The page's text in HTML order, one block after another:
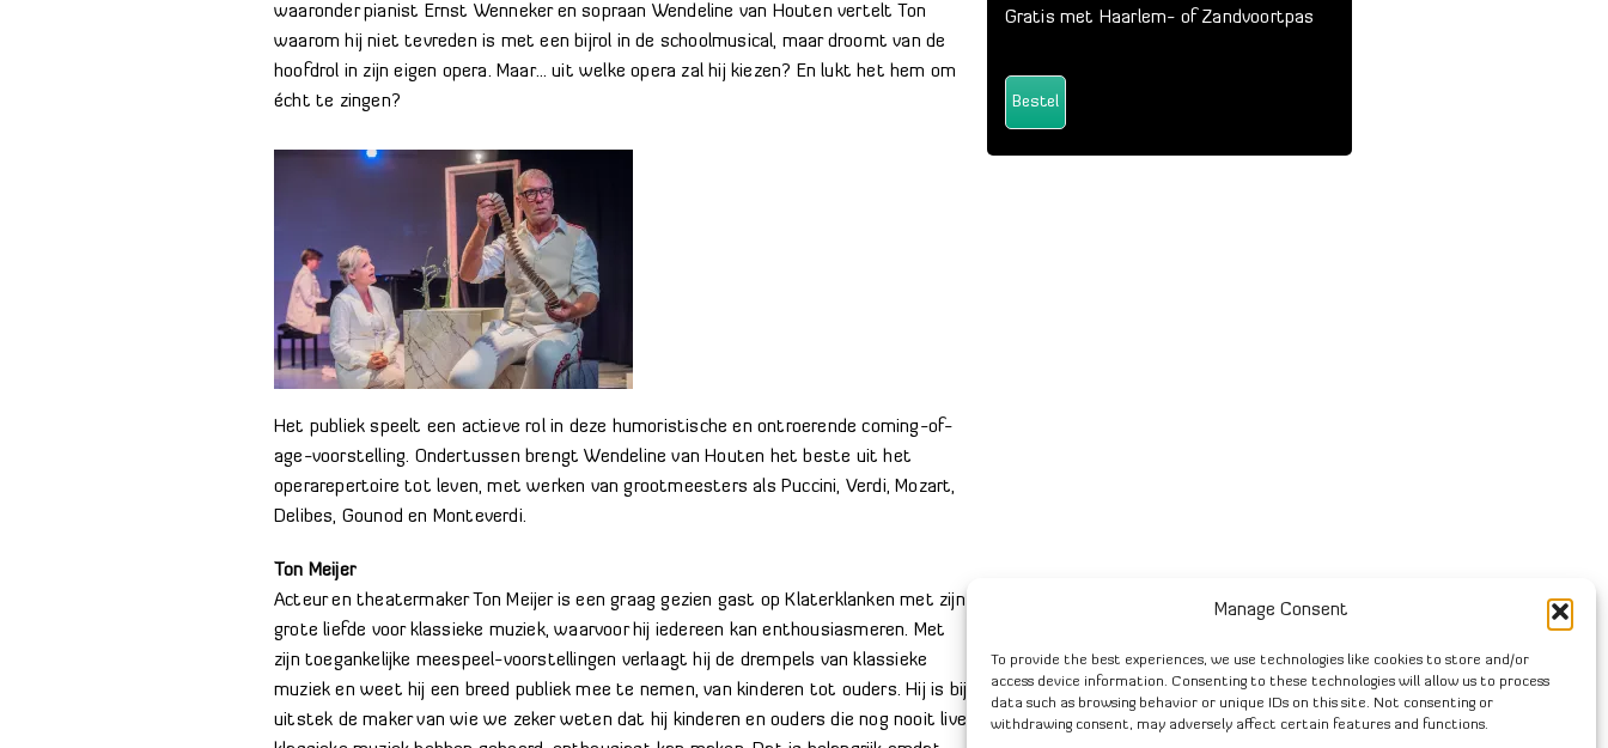
Manage Consent
To provide the best experiences, we use technologies like cookies to store and/or
access device information. Consenting to these technologies will allow us to process
data such as browsing behavior or unique IDs on this site. Not consenting or
withdrawing consent, may adversely affect certain features and functions.
waaronder pianist Ernst Wenneker en sopraan Wendeline van Houten vertelt Ton
waarom hij niet tevreden is met een bijrol in de schoolmusical, maar droomt van de
hoofdrol in zijn eigen opera. Maar… uit welke opera zal hij kiezen? En lukt het hem om
écht te zingen?
Het publiek speelt een actieve rol in deze humoristische en ontroerende coming-of-
age-voorstelling. Ondertussen brengt Wendeline van Houten het beste uit het
operarepertoire tot leven, met werken van grootmeesters als Puccini, Verdi, Mozart,
Delibes, Gounod en Monteverdi.
Ton Meijer
Acteur en theatermaker Ton Meijer is een graag gezien gast op Klaterklanken met zijn
grote liefde voor klassieke muziek, waarvoor hij iedereen kan enthousiasmeren. Met
zijn toegankelijke meespeel-voorstellingen verlaagt hij de drempels van klassieke
muziek en weet hij een breed publiek mee te nemen, van kinderen tot ouders. Hij is bij
uitstek de maker van wie we zeker weten dat hij kinderen en ouders die nog nooit live
Gratis met Haarlem- of Zandvoortpas
Bestel